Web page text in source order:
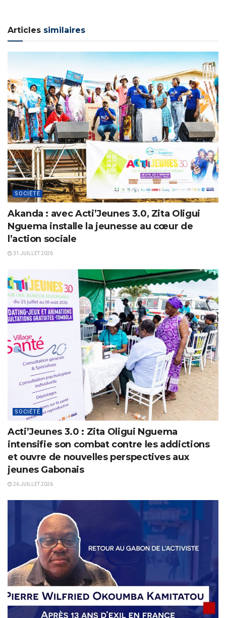
Articles similaires
SOCIÉTÉ
Akanda : avec Acti’Jeunes 3.0, Zita Oligui
Nguema installe la jeunesse au cœur de
l’action sociale
31 JUILLET 2026
SOCIÉTÉ
Acti’Jeunes 3.0 : Zita Oligui Nguema
intensifie son combat contre les addictions
et ouvre de nouvelles perspectives aux
jeunes Gabonais
26 JUILLET 2026